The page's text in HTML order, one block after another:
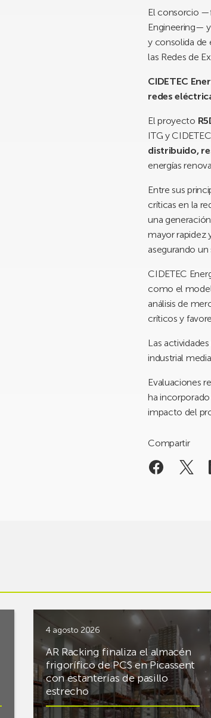
El consorcio
Engineering—
y consolida de
las Redes de
CIDETEC
redes
El proyecto
ITG y
distribuido,
energías
Entre sus
críticas en la
una
mayor rapidez
asegurando
CIDETEC
como el
análisis de
críticos y
Las
industrial
Evaluaciones
ha
impacto del
Compartir
4 agosto 2026
AR Racking finaliza el almacén
frigorífico de PCS en Picassent
con estanterías de pasillo
estrecho